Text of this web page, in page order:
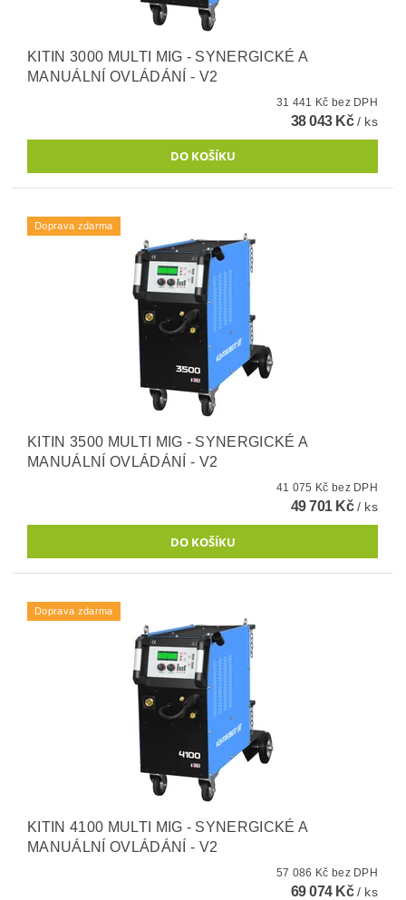
KITIN 3000 MULTI MIG - SYNERGICKÉ A
MANUÁLNÍ OVLÁDÁNÍ - V2
31 441 Kč bez DPH
38 043 Kč/ ks
Doprava zdarma
KITIN 3500 MULTI MIG - SYNERGICKÉ A
MANUÁLNÍ OVLÁDÁNÍ - V2
41 075 Kč bez DPH
49 701 Kč/ ks
Doprava zdarma
KITIN 4100 MULTI MIG - SYNERGICKÉ A
MANUÁLNÍ OVLÁDÁNÍ - V2
57 086 Kč bez DPH
69 074 Kč/ ks